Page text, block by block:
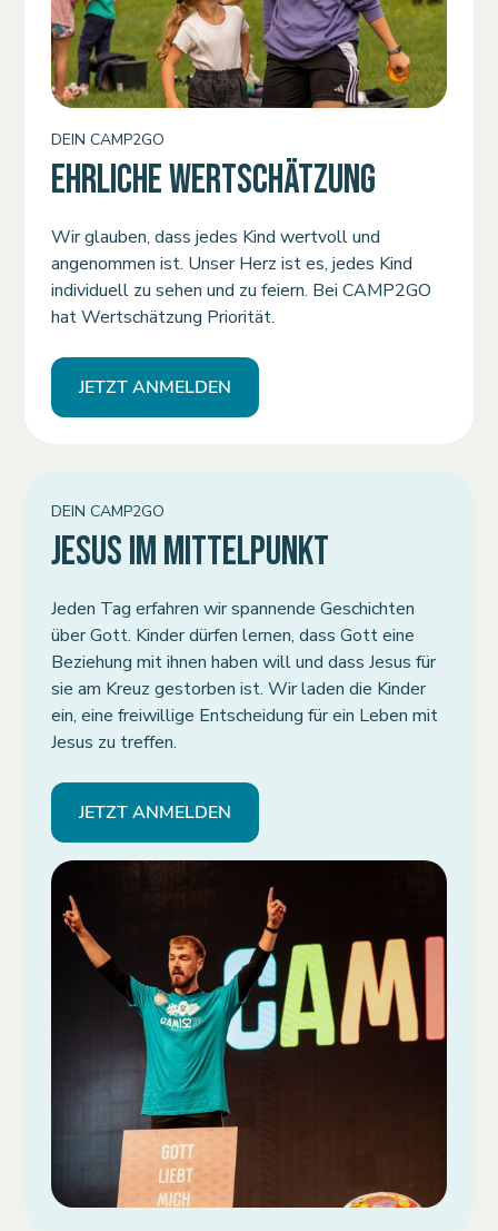
DEIN CAMP2GO
EHRLICHE WERTSCHÄTZUNG
Wir glauben, dass jedes Kind wertvoll und
angenommen ist. Unser Herz ist es, jedes Kind
individuell zu sehen und zu feiern. Bei CAMP2GO
hat Wertschätzung Priorität.
JETZT ANMELDEN
DEIN CAMP2GO
JESUS IM MITTELPUNKT
Jeden Tag erfahren wir spannende Geschichten
über Gott. Kinder dürfen lernen, dass Gott eine
Beziehung mit ihnen haben will und dass Jesus für
sie am Kreuz gestorben ist. Wir laden die Kinder
ein, eine freiwillige Entscheidung für ein Leben mit
Jesus zu treffen.
JETZT ANMELDEN